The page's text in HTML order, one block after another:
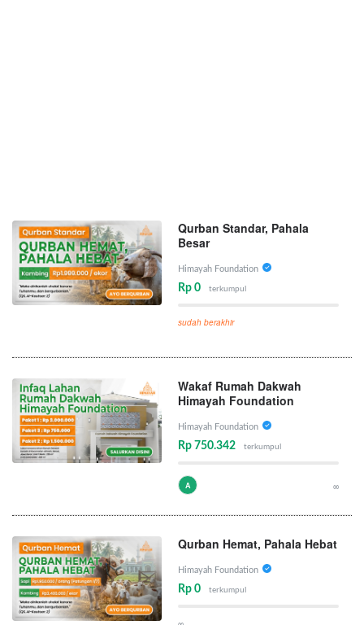
Qurban Standar, Pahala
Besar
Himayah Foundation
Rp 0 terkumpul
sudah berakhir
Wakaf Rumah Dakwah
Himayah Foundation
Himayah Foundation
Rp 750.342 terkumpul
A ∞
Qurban Hemat, Pahala Hebat
Himayah Foundation
Rp 0 terkumpul